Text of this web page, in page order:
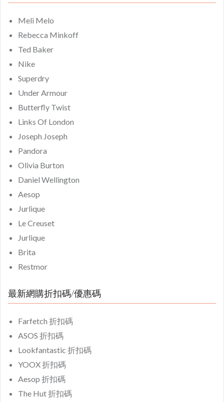
Meli Melo
Rebecca Minkoff
Ted Baker
Nike
Superdry
Under Armour
Butterfly Twist
Links Of London
Joseph Joseph
Pandora
Olivia Burton
Daniel Wellington
Aesop
Jurlique
Le Creuset
Jurlique
Brita
Restmor
最新網購折扣碼/優惠碼
Farfetch 折扣碼
ASOS 折扣碼
Lookfantastic 折扣碼
YOOX 折扣碼
Aesop 折扣碼
The Hut 折扣碼